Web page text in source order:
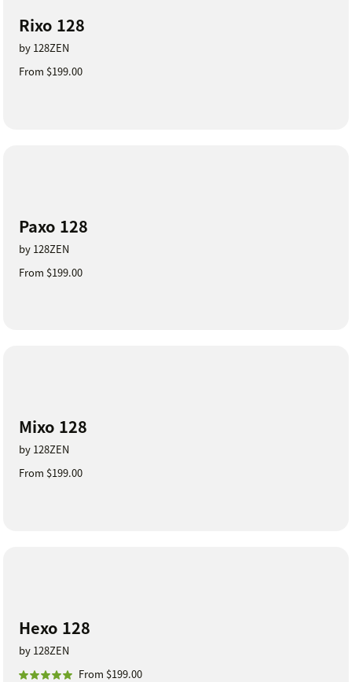
Rixo 128
by 128ZEN
From $199.00
Paxo 128
by 128ZEN
From $199.00
Mixo 128
by 128ZEN
From $199.00
Hexo 128
by 128ZEN
From $199.00